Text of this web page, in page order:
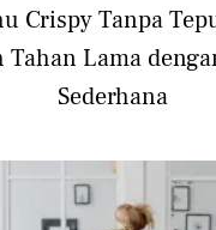
Crispy Tanpa
Tahan Lama
Sederhana